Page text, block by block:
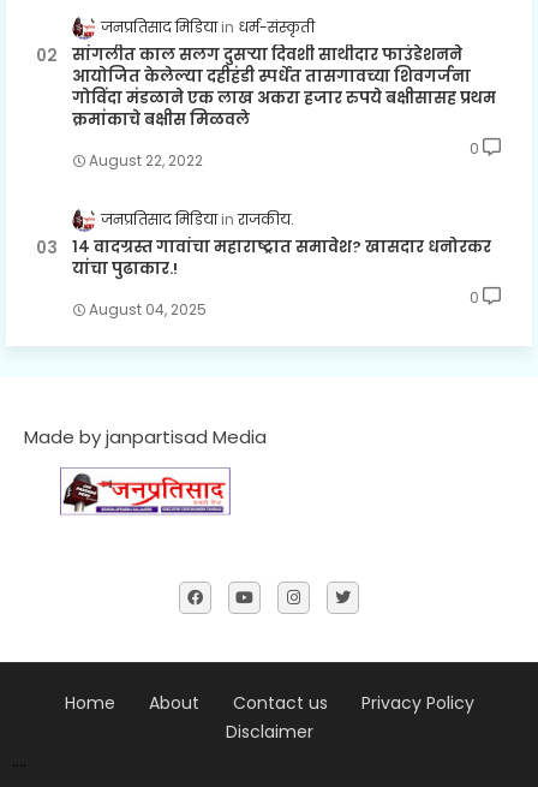
जनप्रतिसाद मिडिया धर्म-संस्कृती
सांगलीत काल सलग दुसऱ्या दिवशी साथीदार फाउंडेशनने
आयोजित केलेल्या दहीहंडी स्पर्धेत तासगावच्या शिवगर्जना
गोविंदा मंडळाने एक लाख अकरा हजार रुपये बक्षीसासह प्रथम
क्रमांकाचे बक्षीस मिळवले
August 22, 2022
0
जनप्रतिसाद मिडिया राजकीय.
१४ वादग्रस्त गावांचा महाराष्ट्रात समावेश? खासदार धनोरकर
यांचा पुढाकार.!
August 04, 2025
0
Made by janpartisad Media
Home About Contact us
Privacy Policy
Disclaimer
....